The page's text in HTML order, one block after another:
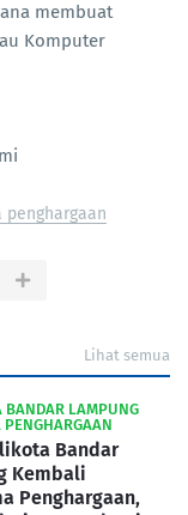
membuat
Komputer
Lihat semua
BANDAR LAMPUNG
Bandar
Kembali
Penghargaan,